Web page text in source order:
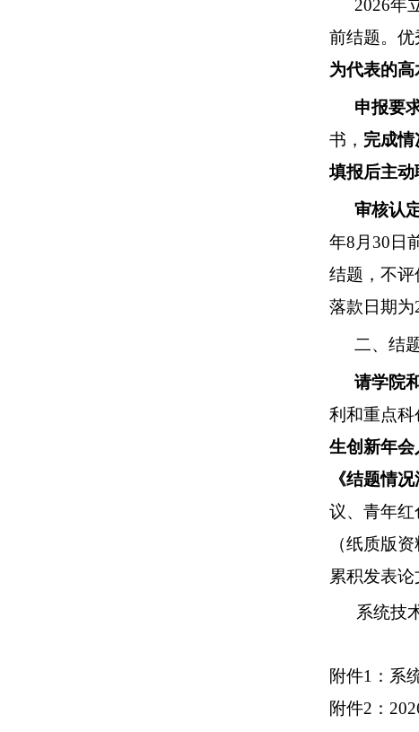
2026年
前结题。
为代表的高
申报要求
书， 完成
填报后主
审核认定
年8 月 30 日
结题，不
落款日期为
二、结
请学院
利和重点科
生创新年会
《结题情
议、青年
（纸质版
累积发表
系统技
附件1 ： 系
附件2 ：